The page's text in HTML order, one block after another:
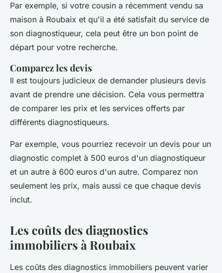
Par exemple, si votre cousin a récemment vendu sa
maison à Roubaix et qu'il a été satisfait du service de
son diagnostiqueur, cela peut être un bon point de
départ pour votre recherche.
Comparez les devis
Il est toujours judicieux de demander plusieurs devis
avant de prendre une décision. Cela vous permettra
de comparer les prix et les services offerts par
différents diagnostiqueurs.
Par exemple, vous pourriez recevoir un devis pour un
diagnostic complet à 500 euros d'un diagnostiqueur
et un autre à 600 euros d'un autre. Comparez non
seulement les prix, mais aussi ce que chaque devis
inclut.
Les coûts des diagnostics
immobiliers à Roubaix
Les coûts des diagnostics immobiliers peuvent varier